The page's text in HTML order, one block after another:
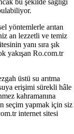
bu şekilde sağlığı
yöntemlerle arıtan
an lezzetli ve temiz
yanı sıra şık
yakışan Ro.com.tr
üstü su arıtma
erişimi sürekli hâle
kahramanına
seçim yapmak için siz
internet sitesi